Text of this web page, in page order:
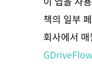
책의 일부
회사에서 매